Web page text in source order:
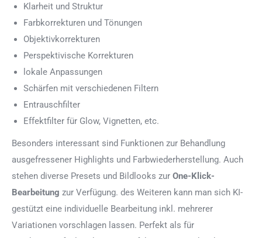
Klarheit und Struktur
Farbkorrekturen und Tönungen
Objektivkorrekturen
Perspektivische Korrekturen
lokale Anpassungen
Schärfen mit verschiedenen Filtern
Entrauschfilter
Effektfilter für Glow, Vignetten, etc.
Besonders interessant sind Funktionen zur Behandlung
ausgefressener Highlights und Farbwiederherstellung. Auch
stehen diverse Presets und Bildlooks zur One-Klick-
Bearbeitung zur Verfügung. des Weiteren kann man sich KI-
gestützt eine individuelle Bearbeitung inkl. mehrerer
Variationen vorschlagen lassen. Perfekt als für